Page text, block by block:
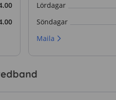
Lördagar
Söndagar
Maila